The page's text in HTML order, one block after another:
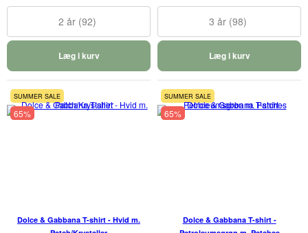
2 år (92)
Læg i kurv
3 år (98)
Læg i kurv
SUMMER SALE
65%
Dolce & Gabbana T-shirt - Hvid m.
SUMMER SALE
65%
Dolce & Gabbana T-shirt -